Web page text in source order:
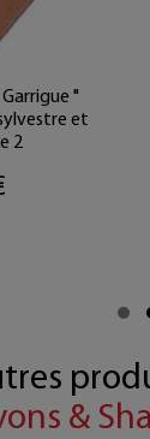
"
et
2
&